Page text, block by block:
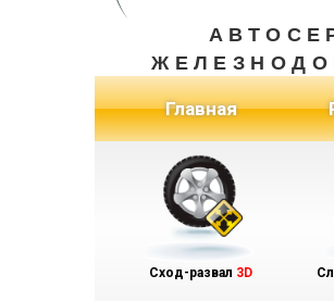
Главная(current)
Сход-развал 3D